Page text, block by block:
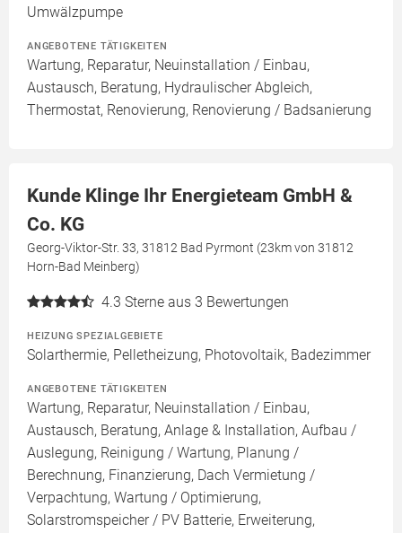
Umwälzpumpe
ANGEBOTENE TÄTIGKEITEN
Wartung, Reparatur, Neuinstallation / Einbau,
Austausch, Beratung, Hydraulischer Abgleich,
Thermostat, Renovierung, Renovierung / Badsanierung
Kunde Klinge Ihr Energieteam GmbH &
Co. KG
Georg-Viktor-Str. 33, 31812 Bad Pyrmont (23km von 31812
Horn-Bad Meinberg)
4.3 Sterne aus 3 Bewertungen
HEIZUNG SPEZIALGEBIETE
Solarthermie, Pelletheizung, Photovoltaik, Badezimmer
ANGEBOTENE TÄTIGKEITEN
Wartung, Reparatur, Neuinstallation / Einbau,
Austausch, Beratung, Anlage & Installation, Aufbau /
Auslegung, Reinigung / Wartung, Planung /
Berechnung, Finanzierung, Dach Vermietung /
Verpachtung, Wartung / Optimierung,
Solarstromspeicher / PV Batterie, Erweiterung,